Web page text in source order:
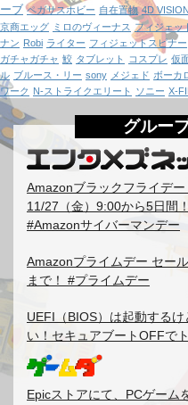
ーブ ペガサスホビー 自在置物 4D VISION
京商エッグ ミロのヴィーナス フィジェッ
ナン Robi ライター フィジェットスピナー
ガチャガチャ 鮫 タブレット コスプレ 仮
ル ブルース・リー sony メジェド ボーカ
ワーク N-ストライクエリート ソニー X-
グルー
Amazonブラックフライデ
11/27（金）9:00から5日間
#Amazonサイバーマンデー
Amazonプライムデー セー
まで！ #プライムデー
UEFI（BIOS）は起動する
い！セキュアブートOFFで
Epicストアにて、PCゲーム